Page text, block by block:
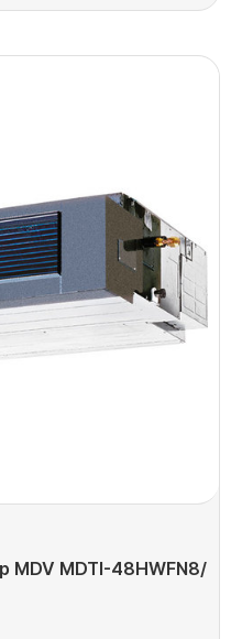
MDV MDTI-48HWFN8/